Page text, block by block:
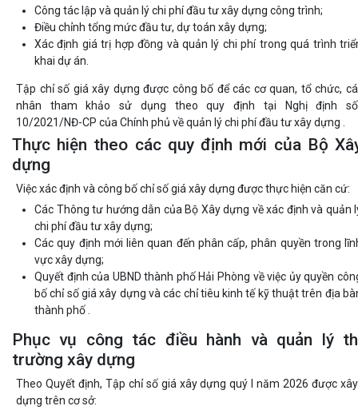
Công tác lập và quản lý chi phí đầu tư xây dựng công trình;
Điều chỉnh tổng mức đầu tư, dự toán xây dựng;
Xác định giá trị hợp đồng và quản lý chi phí trong quá trình
khai dự án.
Tập chỉ số giá xây dựng được công bố để các cơ quan, tổ chức, cá
nhân tham khảo sử dụng theo quy định tại Nghị định số
10/2021/NĐ-CP của Chính phủ về quản lý chi phí đầu tư xây dựng .
Thực hiện theo các quy định mới của Bộ
dựng
Việc xác định và công bố chỉ số giá xây dựng được thực hiện căn cứ:
Các Thông tư hướng dẫn của Bộ Xây dựng về xác định và quản
chi phí đầu tư xây dựng;
Các quy định mới liên quan đến phân cấp, phân quyền trong
vực xây dựng;
Quyết định của UBND thành phố Hải Phòng về việc ủy quyền
bố chỉ số giá xây dựng và các chỉ tiêu kinh tế kỹ thuật trên địa
thành phố .
Phục vụ công tác điều hành và quản lý
trường xây dựng
Theo Quyết định, Tập chỉ số giá xây dựng quý I năm 2026 được xây
dựng trên cơ sở: